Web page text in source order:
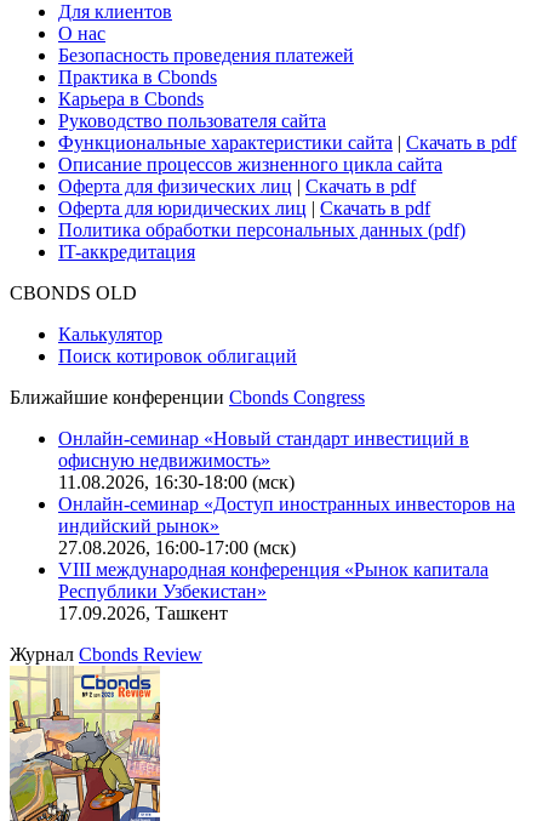
Для клиентов
О нас
Безопасность проведения платежей
Практика в Cbonds
Карьера в Cbonds
Руководство пользователя сайта
Функциональные характеристики сайта | Скачать в pdf
Описание процессов жизненного цикла сайта
Оферта для физических лиц | Скачать в pdf
Оферта для юридических лиц | Скачать в pdf
Политика обработки персональных данных (pdf)
IT-аккредитация
CBONDS OLD
Калькулятор
Поиск котировок облигаций
Ближайшие конференции Cbonds Congress
Онлайн-семинар «Новый стандарт инвестиций в
офисную недвижимость»
11.08.2026, 16:30-18:00 (мск)
Онлайн-семинар «Доступ иностранных инвесторов на
индийский рынок»
27.08.2026, 16:00-17:00 (мск)
VIII международная конференция «Рынок капитала
Республики Узбекистан»
17.09.2026, Ташкент
Журнал Cbonds Review